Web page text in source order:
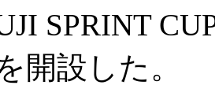
SPRINT
開設した。